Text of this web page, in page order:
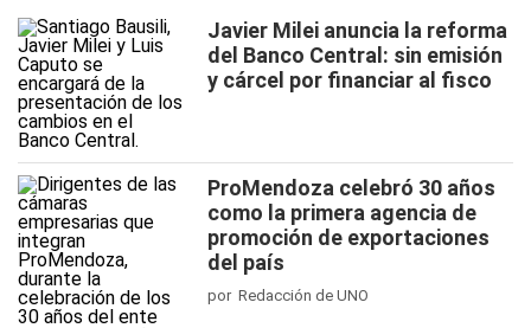
Javier Milei anuncia la reforma
del Banco Central: sin emisión
y cárcel por financiar al fisco
ProMendoza celebró 30 años
como la primera agencia de
promoción de exportaciones
del país
por Redacción de UNO